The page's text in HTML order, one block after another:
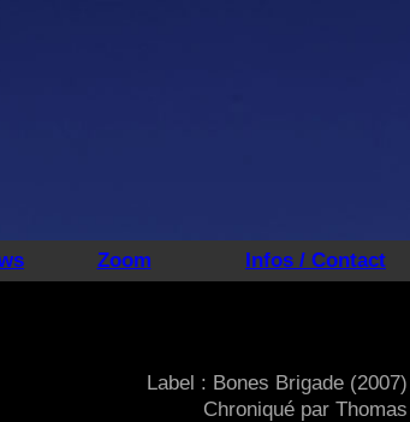
Zoom Infos / Contact
Label : Bones Brigade (2007)
Chroniqué par Thomas